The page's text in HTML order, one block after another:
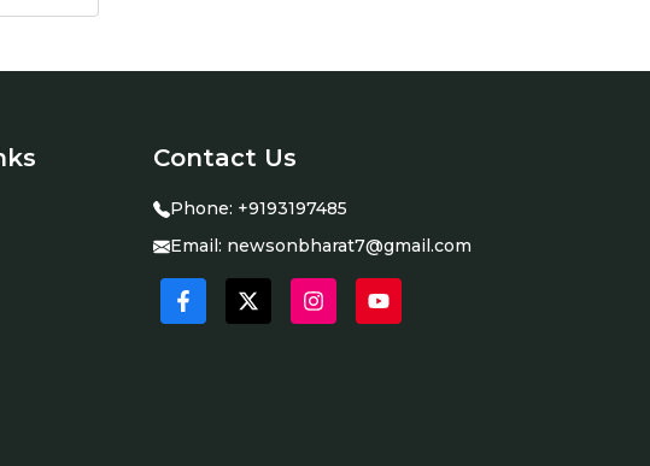
Contact Us
Phone: +9193197485
Email: newsonbharat7@gmail.com